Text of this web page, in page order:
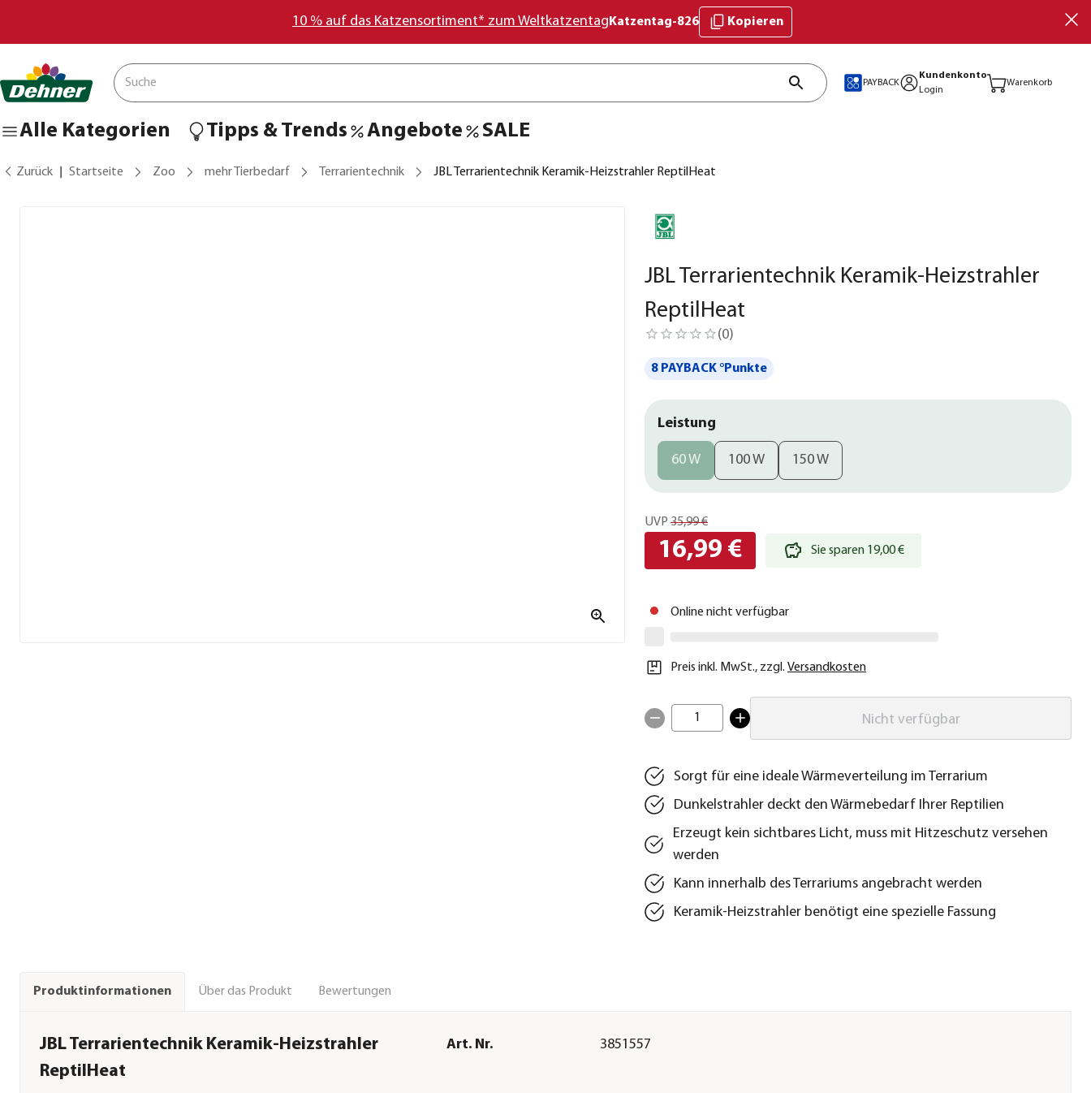
10 % auf das Katzensortiment* zum Weltkatzentag Katzentag-826 Kopieren
PAYBACK
Kundenkonto
Login
Warenkorb
Alle Kategorien Tipps & Trends Angebote SALE
Zurück Startseite Zoo mehr Tierbedarf Terrarientechnik JBL Terrarientechnik Keramik-Heizstrahler ReptilHeat
JBL Terrarientechnik Keramik-Heizstrahler
ReptilHeat
(0)
8 PAYBACK °Punkte
Leistung
60 W 100 W 150 W
UVP 35,99 €
16,99 € Sie sparen 19,00 €
Online nicht verfügbar
Preis inkl. MwSt., zzgl. Versandkosten
1 Nicht verfügbar
Sorgt für eine ideale Wärmeverteilung im Terrarium
Dunkelstrahler deckt den Wärmebedarf Ihrer Reptilien
Erzeugt kein sichtbares Licht, muss mit Hitzeschutz versehen
werden
Kann innerhalb des Terrariums angebracht werden
Keramik-Heizstrahler benötigt eine spezielle Fassung
Produktinformationen Über das Produkt Bewertungen
JBL Terrarientechnik Keramik-Heizstrahler
ReptilHeat
Art. Nr. 3851557